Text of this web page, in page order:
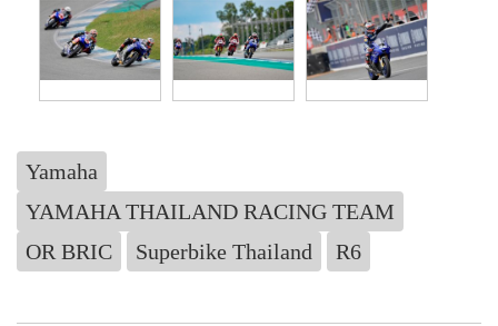
Yamaha
YAMAHA THAILAND RACING TEAM
OR BRIC
Superbike Thailand R6